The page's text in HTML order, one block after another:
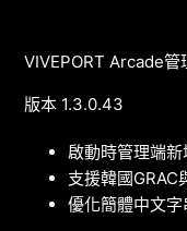
VIVEPORT Arcade管
版本 1.3.0.43
啟動時管理端
支援韓國GRAC
優化簡體中文